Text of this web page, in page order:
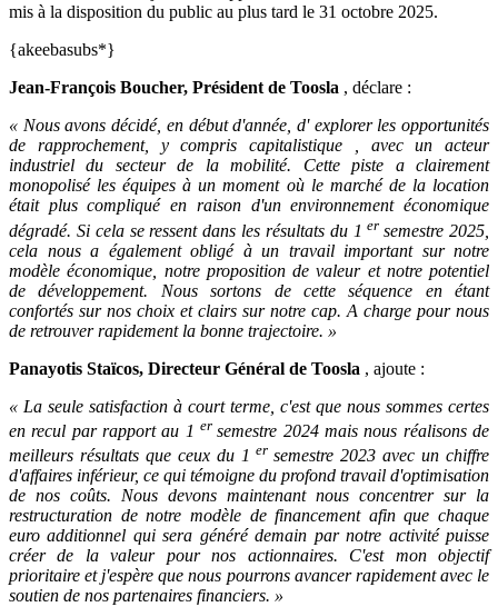
mis à la disposition du public au plus tard le 31 octobre 2025.
{akeebasubs*}
Jean-François Boucher, Président de Toosla , déclare :
« Nous avons décidé, en début d'année, d' explorer les opportunités
de rapprochement, y compris capitalistique , avec un acteur
industriel du secteur de la mobilité. Cette piste a clairement
monopolisé les équipes à un moment où le marché de la location
était plus compliqué en raison d'un environnement économique
dégradé. Si cela se ressent dans les résultats du 1er semestre 2025,
cela nous a également obligé à un travail important sur notre
modèle économique, notre proposition de valeur et notre potentiel
de développement. Nous sortons de cette séquence en étant
confortés sur nos choix et clairs sur notre cap. A charge pour nous
de retrouver rapidement la bonne trajectoire. »
Panayotis Staïcos, Directeur Général de Toosla , ajoute :
« La seule satisfaction à court terme, c'est que nous sommes certes
en recul par rapport au 1 er semestre 2024 mais nous réalisons de
meilleurs résultats que ceux du 1er semestre 2023 avec un chiffre
d'affaires inférieur, ce qui témoigne du profond travail d'optimisation
de nos coûts. Nous devons maintenant nous concentrer sur la
restructuration de notre modèle de financement afin que chaque
euro additionnel qui sera généré demain par notre activité puisse
créer de la valeur pour nos actionnaires. C'est mon objectif
prioritaire et j'espère que nous pourrons avancer rapidement avec le
soutien de nos partenaires financiers. »